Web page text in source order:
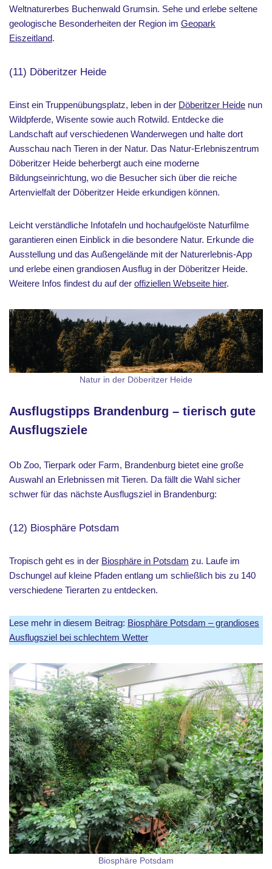
Weltnaturerbes Buchenwald Grumsin. Sehe und erlebe seltene
geologische Besonderheiten der Region im Geopark
Eiszeitland.
(11) Döberitzer Heide
Einst ein Truppenübungsplatz, leben in der Döberitzer Heide nun
Wildpferde, Wisente sowie auch Rotwild. Entdecke die
Landschaft auf verschiedenen Wanderwegen und halte dort
Ausschau nach Tieren in der Natur. Das Natur-Erlebniszentrum
Döberitzer Heide beherbergt auch eine moderne
Bildungseinrichtung, wo die Besucher sich über die reiche
Artenvielfalt der Döberitzer Heide erkundigen können.
Leicht verständliche Infotafeln und hochaufgelöste Naturfilme
garantieren einen Einblick in die besondere Natur. Erkunde die
Ausstellung und das Außengelände mit der Naturerlebnis-App
und erlebe einen grandiosen Ausflug in der Döberitzer Heide.
Weitere Infos findest du auf der offiziellen Webseite hier.
Natur in der Döberitzer Heide
Ausflugstipps Brandenburg – tierisch gute
Ausflugsziele
Ob Zoo, Tierpark oder Farm, Brandenburg bietet eine große
Auswahl an Erlebnissen mit Tieren. Da fällt die Wahl sicher
schwer für das nächste Ausflugsziel in Brandenburg:
(12) Biosphäre Potsdam
Tropisch geht es in der Biosphäre in Potsdam zu. Laufe im
Dschungel auf kleine Pfaden entlang um schließlich bis zu 140
verschiedene Tierarten zu entdecken.
Lese mehr in diesem Beitrag: Biosphäre Potsdam – grandioses
Ausflugsziel bei schlechtem Wetter
Biosphäre Potsdam